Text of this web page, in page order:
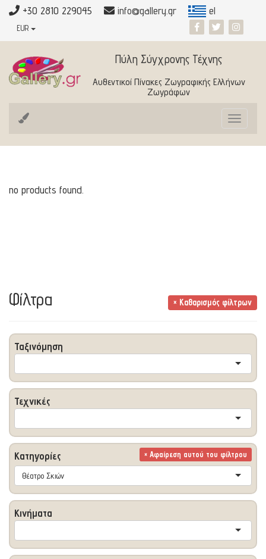
+30 2810 229045 info@gallery.gr el
EUR
Πύλη Σύγχρονης Τέχνης
Αυθεντικοί Πίνακες Ζωγραφικής Ελλήνων
Ζωγράφων
Toggle
no products found.
Φίλτρα × Καθαρισμός φίλτρων
Ταξινόμηση
Τεχνικές
Κατηγορίες × Αφαίρεση αυτού του φίλτρου
Θέατρο Σκιών
Κινήματα